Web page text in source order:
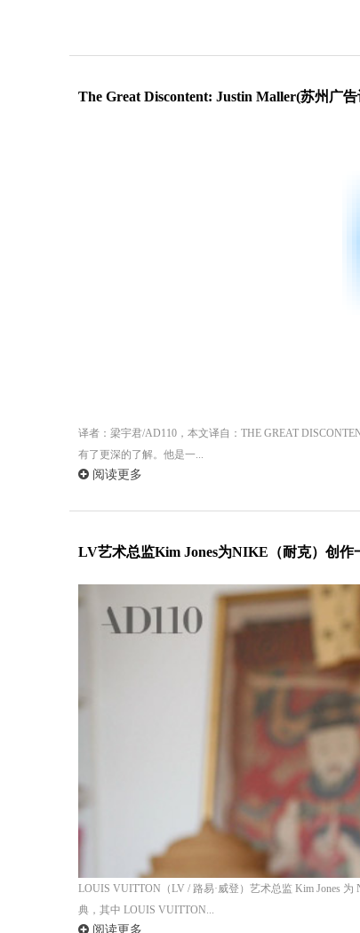
The Great Discontent: Justin Maller(苏州广告
译者：梁宇君/AD110，本文译自：THE GREAT
有了更深的了解。他是一...
阅读更多
LV艺术总监Kim Jones为NIKE（耐克）创作
LOUIS VUITTON（LV / 路易·威登）艺术总监 Kim Jones
典，其中 LOUIS VUITTON...
阅读更多